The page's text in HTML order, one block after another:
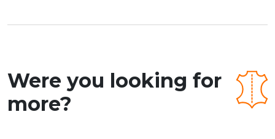
Were you looking for
more?